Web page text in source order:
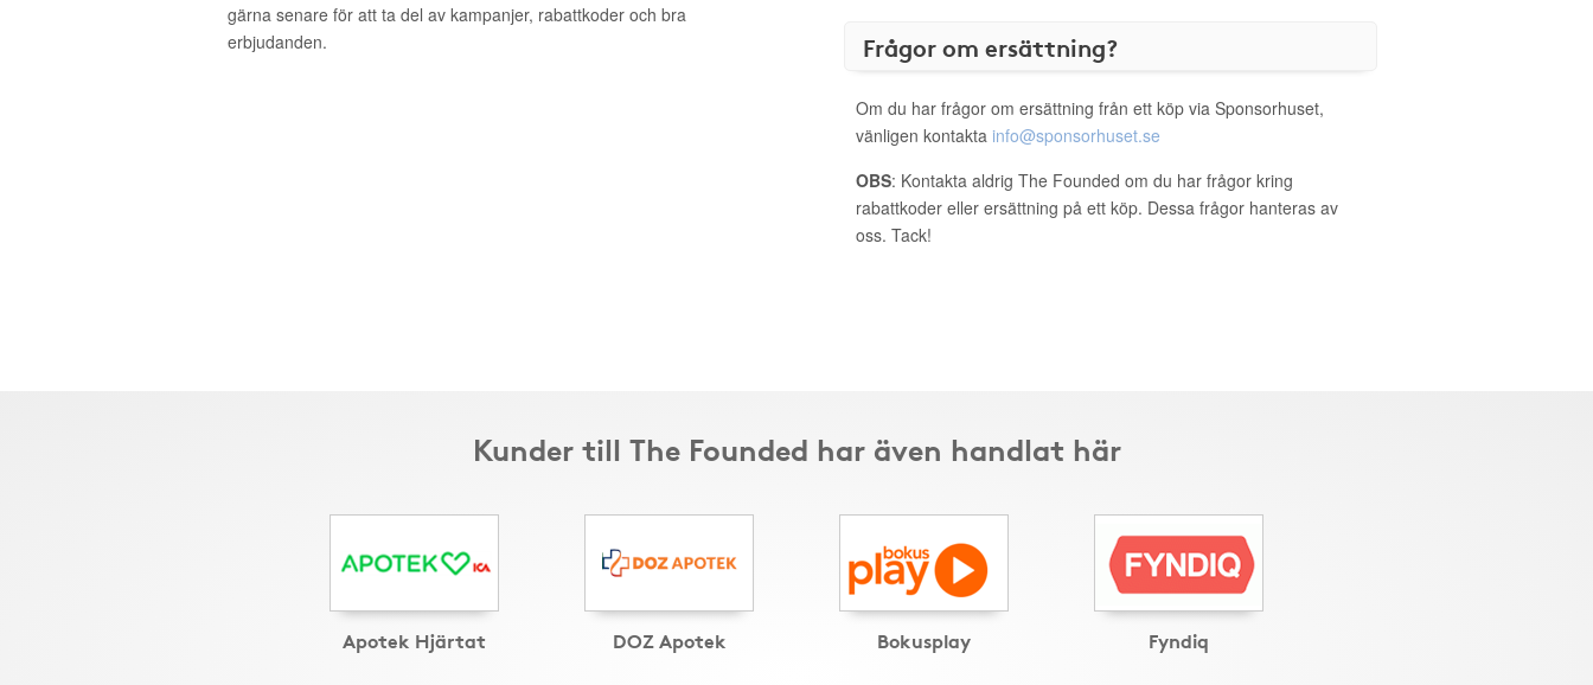
gärna senare för att ta del av kampanjer, rabattkoder och bra
erbjudanden.
Frågor om ersättning?
Om du har frågor om ersättning från ett köp via Sponsorhuset,
vänligen kontakta info@sponsorhuset.se
OBS: Kontakta aldrig The Founded om du har frågor kring
rabattkoder eller ersättning på ett köp. Dessa frågor hanteras av
oss. Tack!
Kunder till The Founded har även handlat här
Apotek Hjärtat DOZ Apotek Bokusplay Fyndiq